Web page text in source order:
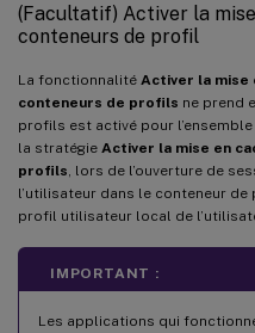
(Facultatif) Activer la
conteneurs de profil
La fonctionnalité Activer la mise
conteneurs de profils ne prend
profils est activé pour
la stratégie Activer la mise en
profils , lors de l’ouverture de
l’utilisateur dans le conteneur
profil utilisateur local de
IMPORTANT :
Les applications qui